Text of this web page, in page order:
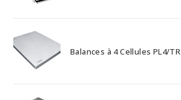
Balances à 4 Cellules PL4/TR